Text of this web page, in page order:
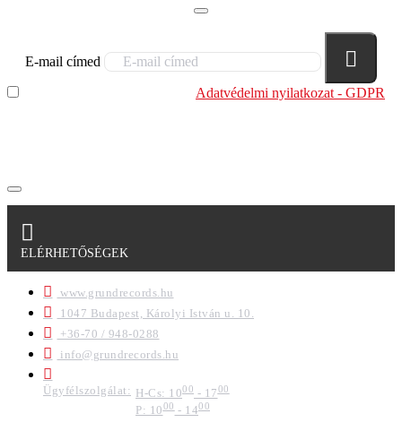
E-mail címed
Adatvédelmi nyilatkozat - GDPR
ELÉRHETŐSÉGEK
www.grundrecords.hu
1047 Budapest, Károlyi István u. 10.
+36-70 / 948-0288
info@grundrecords.hu
Ügyfélszolgálat: H-Cs: 1000 - 1700
P: 1000- 1400